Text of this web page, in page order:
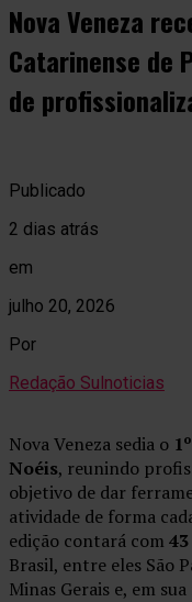
Nova Veneza
Catarinense de
de
Publicado
2 dias atrás
em
julho 20, 2026
Por
Redação Sulnoticias
Nova Veneza sedia o
Noéis, reunindo
objetivo de dar
atividade de forma
edição contará com
Brasil, entre eles São
Minas Gerais e, em